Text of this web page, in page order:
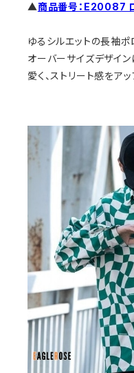
▲商品番号：E20087
ゆるシルエットの長袖ポ
オーバーサイズデザイ
愛く、ストリート感をア